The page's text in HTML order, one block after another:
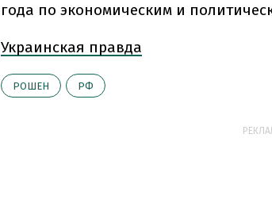
года по экономическим и
Украинская правда
РОШЕН РФ